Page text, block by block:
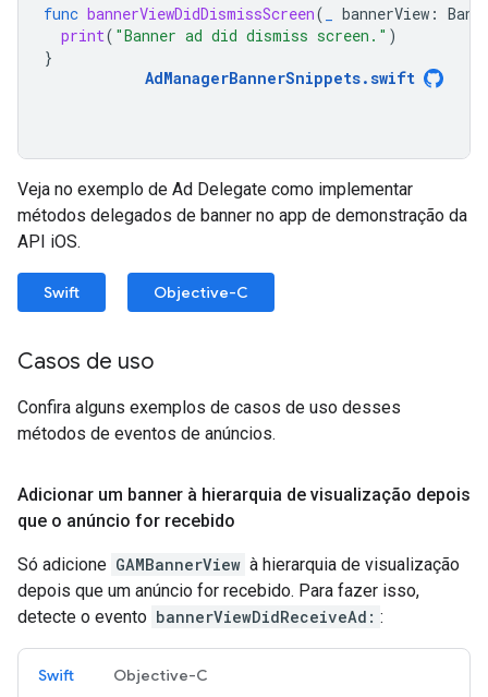
func bannerViewDidDismissScreen( bannerView :
print( "Banner ad did dismiss screen." )
}
AdManagerBannerSnippets.swift
Veja no exemplo de Ad Delegate como implementar
métodos delegados de banner no app de demonstração da
API iOS.
Swift Objective-C
Casos de uso
Confira alguns exemplos de casos de uso desses
métodos de eventos de anúncios.
Adicionar um banner à hierarquia de visualização depois
que o anúncio for recebido
Só adicione GAMBannerView à hierarquia de visualização
depois que um anúncio for recebido. Para fazer isso,
detecte o evento bannerViewDidReceiveAd: :
Swift Objective-C